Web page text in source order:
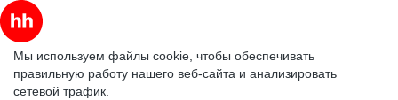
Мы используем файлы cookie, чтобы обеспечивать
правильную работу нашего веб-сайта и анализировать
сетевой трафик.